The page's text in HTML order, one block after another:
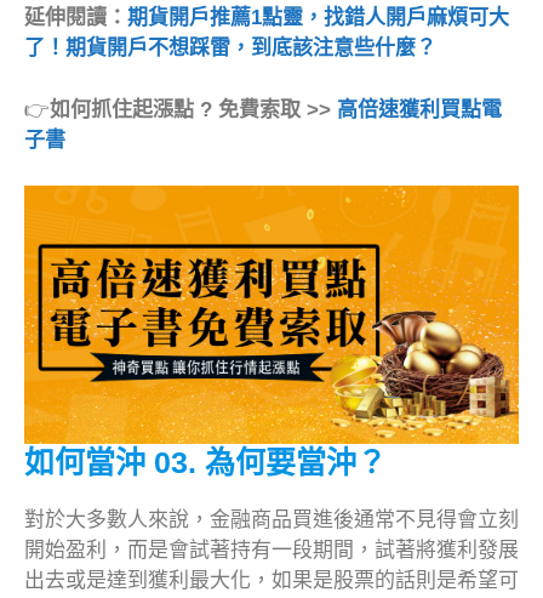
延伸閱讀： 期貨開戶推薦1點靈，找錯人開戶麻煩可大
了！期貨開戶不想踩雷，到底該注意些什麼？
👉如何抓住起漲點 ? 免費索取 >> 高倍速獲利買點電
子書
如何當沖 03. 為何要當沖？
對於大多數人來說，金融商品買進後通常不見得會立刻
開始盈利，而是會試著持有一段期間，試著將獲利發展
出去或是達到獲利最大化，如果是股票的話則是希望可